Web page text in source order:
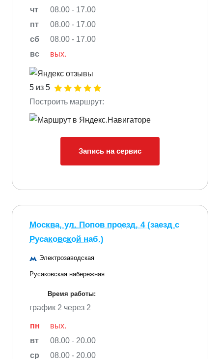
чт
08.00 - 17.00
пт
08.00 - 17.00
сб
08.00 - 17.00
вс
вых.
5 из 5
Построить маршрут:
Запись на сервис
Москва, ул. Попов проезд, 4 (заезд с
Русаковской наб.)
Электрозаводская
Русаковская набережная
Время работы:
график 2 через 2
пн
вых.
вт
08.00 - 20.00
ср
08.00 - 20.00